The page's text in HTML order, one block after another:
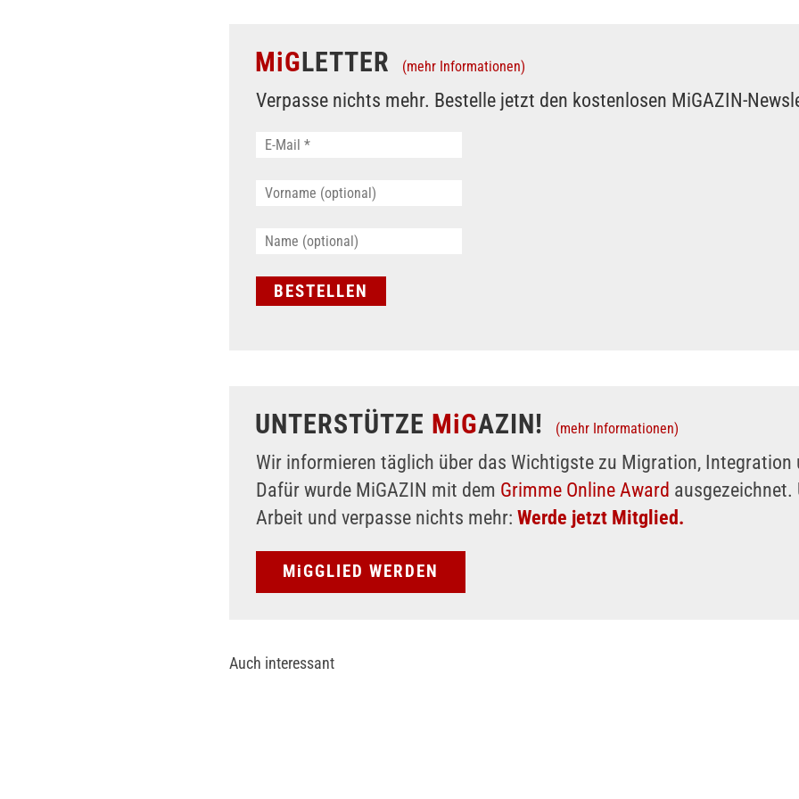
MiGLETTER (mehr Informationen)
Verpasse nichts mehr. Bestelle jetzt den kostenlosen MiGAZIN-
UNTERSTÜTZE MiGAZIN! (mehr Informationen)
Wir informieren täglich über das Wichtigste zu Migration, Integration
Dafür wurde MiGAZIN mit dem Grimme Online Award
Arbeit und verpasse nichts mehr: Werde jetzt Mitglied.
MiGGLIED WERDEN
Auch interessant